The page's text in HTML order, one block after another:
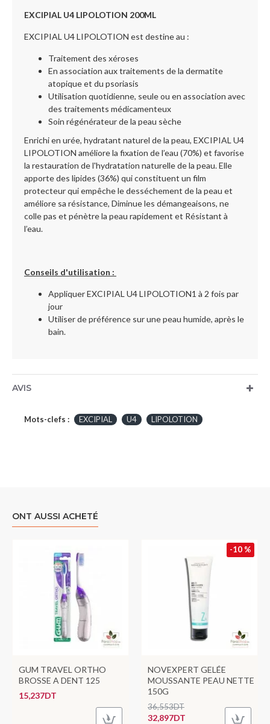
EXCIPIAL U4 LIPOLOTION 200ML
EXCIPIAL U4 LIPOLOTION est destine au :
Traitement des xéroses
En association aux traitements de la dermatite
atopique et du psoriasis
Utilisation quotidienne, seule ou en association avec
des traitements médicamenteux
Soin régénérateur de la peau sèche
Enrichi en urée, hydratant naturel de la peau, EXCIPIAL U4
LIPOLOTION améliore la fixation de l’eau (70%) et favorise
la restauration de l'hydratation naturelle de la peau. Elle
apporte des lipides (36%) qui constituent un film
protecteur qui empêche le desséchement de la peau et
améliore sa résistance, Diminue les démangeaisons, ne
colle pas et pénètre la peau rapidement et Résistant à
l’eau.
Conseils d'utilisation :
Appliquer EXCIPIAL U4 LIPOLOTION1 à 2 fois par
jour
Utiliser de préférence sur une peau humide, après le
bain.
AVIS
Mots-clefs : EXCIPIAL U4 LIPOLOTION
ONT AUSSI ACHETÉ
GUM TRAVEL ORTHO
BROSSE A DENT 125
15,237DT
-10 %
NOVEXPERT GELÉE
MOUSSANTE PEAU NETTE
150G
32,897DT
36,553DT